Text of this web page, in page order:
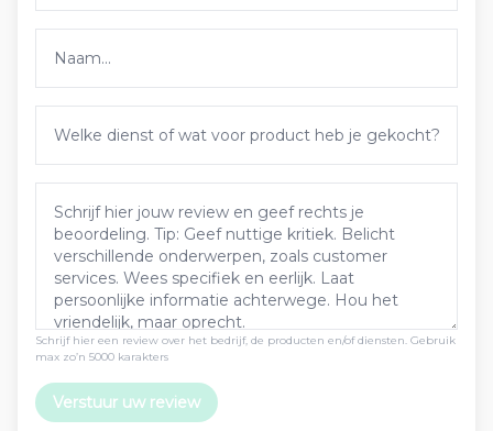
Schrijf hier een review over het bedrijf, de producten en/of diensten. Gebruik
max zo’n 5000 karakters
Verstuur uw review